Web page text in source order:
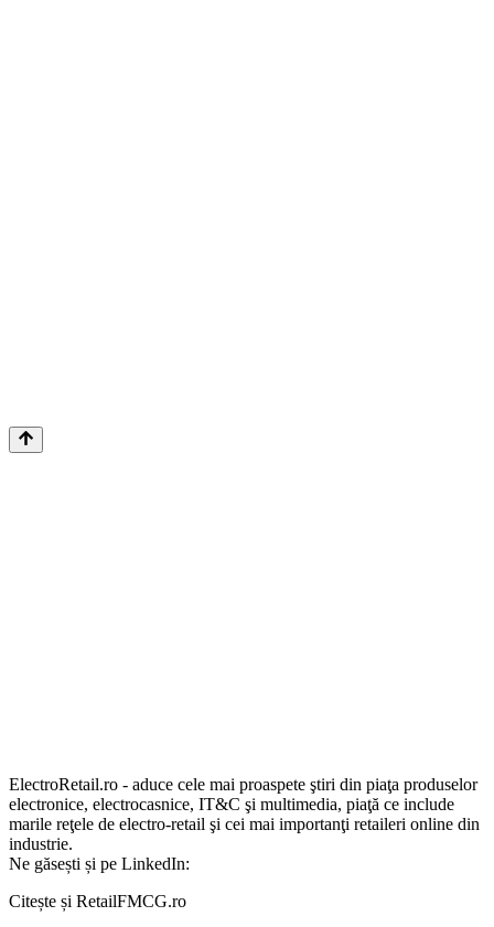
ElectroRetail.ro - aduce cele mai proaspete ştiri din piaţa produselor
electronice, electrocasnice, IT&C şi multimedia, piaţă ce include
marile reţele de electro-retail şi cei mai importanţi retaileri online din
industrie.
Ne găsești și pe LinkedIn:
Citește și RetailFMCG.ro